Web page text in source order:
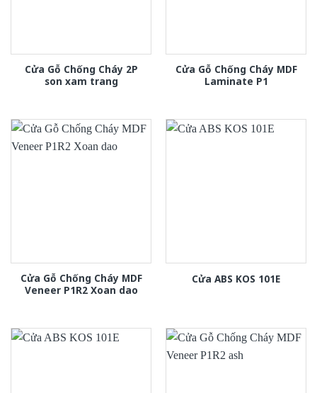
Cửa Gỗ Chống Cháy 2P
son xam trang
Cửa Gỗ Chống Cháy MDF
Laminate P1
Cửa Gỗ Chống Cháy MDF
Veneer P1R2 Xoan dao
Cửa ABS KOS 101E